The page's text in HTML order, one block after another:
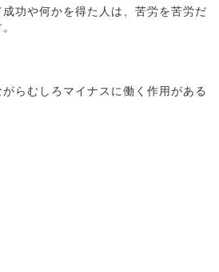
功や何かを得た人は、苦労を苦労だ
らむしろマイナスに働く作用がある